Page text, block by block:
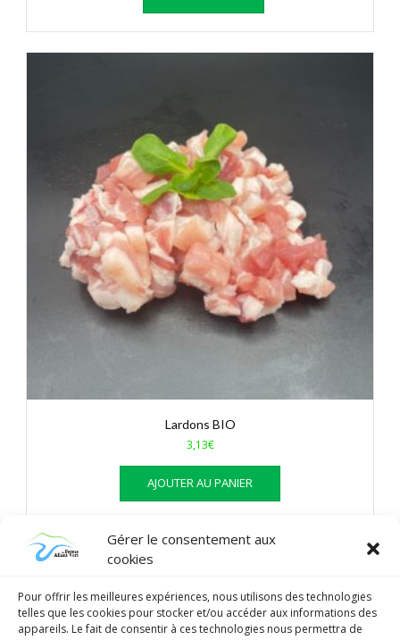
Gérer le consentement aux
cookies
Pour offrir les meilleures expériences, nous utilisons des technologies
telles que les cookies pour stocker et/ou accéder aux informations des
appareils. Le fait de consentir à ces technologies nous permettra de
Lardons BIO
3,13€
AJOUTER AU PANIER